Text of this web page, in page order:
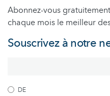
Abonnez-vous
chaque mois le meilleur
Souscrivez à notre
DE